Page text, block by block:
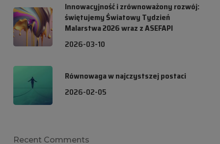
Innowacyjność i zrównoważony rozwój:
świętujemy Światowy Tydzień
Malarstwa 2026 wraz z ASEFAPI
2026-03-10
Równowaga w najczystszej postaci
2026-02-05
Recent Comments